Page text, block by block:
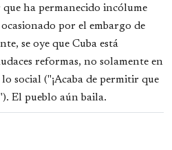
ha permanecido incólume
por el embargo de
se oye que Cuba está
reformas, no solamente en
social ("¡Acaba de permitir que
El pueblo aún baila.